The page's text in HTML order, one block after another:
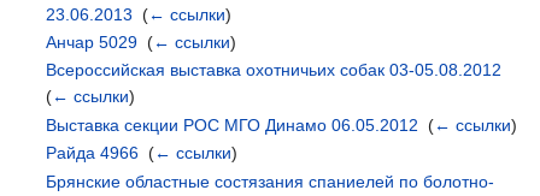
23.06.2013 ‎(← ссылки)
Анчар 5029 ‎(← ссылки)
Всероссийская выставка охотничьих собак 03-05.08.2012
(← ссылки)
Выставка секции РОС МГО Динамо 06.05.2012 ‎(← ссылки)
Райда 4966 ‎(← ссылки)
Брянские областные состязания спаниелей по болотно-